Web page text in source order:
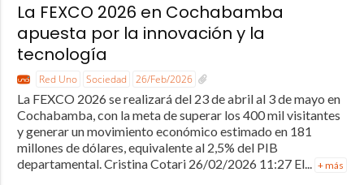
La FEXCO 2026 en Cochabamba
apuesta por la innovación y la
tecnología
Red Uno Sociedad 26/Feb/2026
La FEXCO 2026 se realizará del 23 de abril al 3 de mayo en
Cochabamba, con la meta de superar los 400 mil visitantes
y generar un movimiento económico estimado en 181
millones de dólares, equivalente al 2,5% del PIB
departamental. Cristina Cotari 26/02/2026 11:27 El... + más